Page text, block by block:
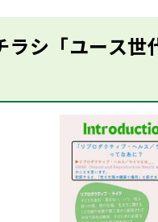
ラシ「ユース世